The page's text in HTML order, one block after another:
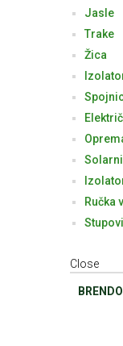
Jasle
Trake
Žica
Ručka
Close